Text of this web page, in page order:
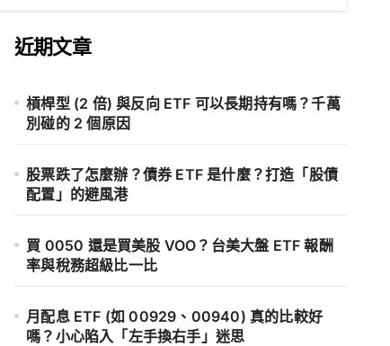
近期文章
槓桿型 (2 倍) 與反向 ETF 可以長期持有嗎？千萬
別碰的 2 個原因
股票跌了怎麼辦？債券 ETF 是什麼？打造「股債
配置」的避風港
買 0050 還是買美股 VOO？台美大盤 ETF 報酬
率與稅務超級比一比
月配息 ETF (如 00929、00940) 真的比較好
嗎？小心陷入「左手換右手」迷思